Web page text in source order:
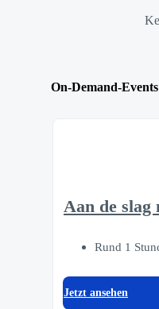
On-Demand-Events
Aan de slag
Rund 1
Jetzt ansehen